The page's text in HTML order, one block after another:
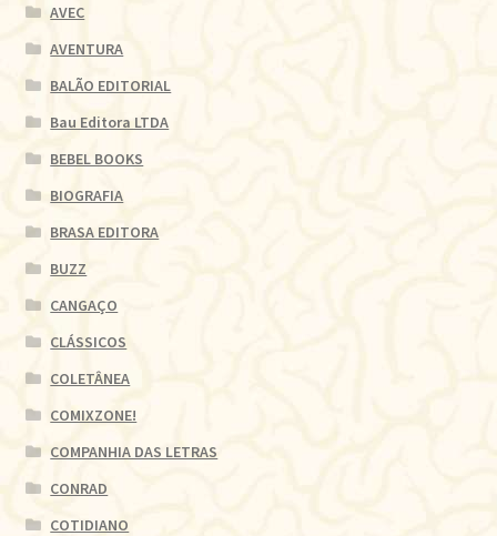
AVEC
AVENTURA
BALÃO EDITORIAL
Bau Editora LTDA
BEBEL BOOKS
BIOGRAFIA
BRASA EDITORA
BUZZ
CANGAÇO
CLÁSSICOS
COLETÂNEA
COMIXZONE!
COMPANHIA DAS LETRAS
CONRAD
COTIDIANO